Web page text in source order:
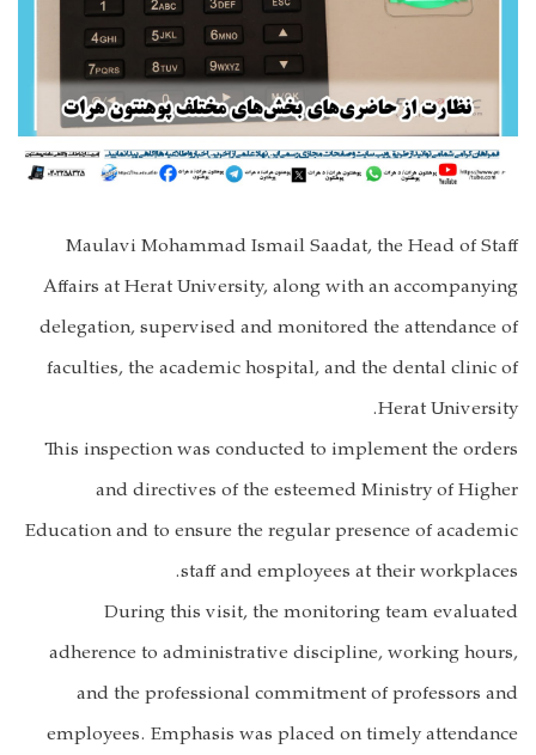
Maulavi Mohammad Ismail Saadat, the Head of Staff
Affairs at Herat University, along with an accompanying
delegation, supervised and monitored the attendance of
faculties, the academic hospital, and the dental clinic of
Herat University.
This inspection was conducted to implement the orders
and directives of the esteemed Ministry of Higher
Education and to ensure the regular presence of academic
staff and employees at their workplaces.
During this visit, the monitoring team evaluated
adherence to administrative discipline, working hours,
and the professional commitment of professors and
employees. Emphasis was placed on timely attendance